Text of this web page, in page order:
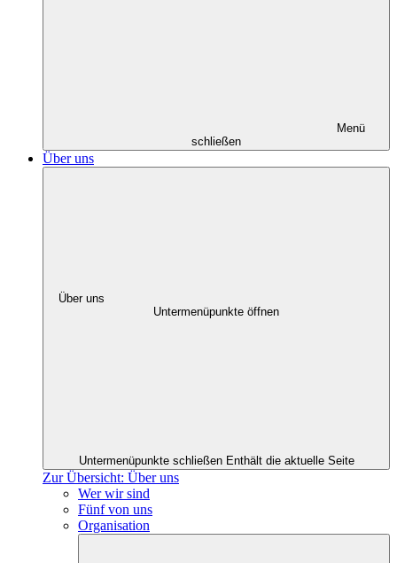
Menü
schließen
Über uns
Über uns
Untermenüpunkte öffnen
Untermenüpunkte schließen Enthält die aktuelle Seite
Zur Übersicht: Über uns
Wer wir sind
Fünf von uns
Organisation